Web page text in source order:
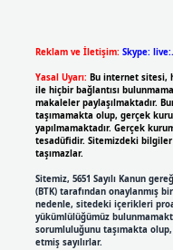
Reklam ve İletişim: Skype:
Yasal Uyarı: Bu internet sitesi,
ile hiçbir bağlantısı
makaleler paylaşılmaktadır.
taşımamakta olup, gerçek
yapılmamaktadır. Gerçek
tesadüfidir. Sitemizdeki
taşımazlar.
Sitemiz, 5651 Sayılı Kanun
(BTK) tarafından onaylanmış
nedenle, sitedeki içerikleri
yükümlülüğümüz
sorumluluğunu taşımakta
etmiş sayılırlar.